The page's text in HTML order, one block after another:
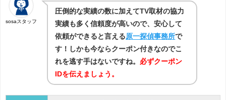
sosaスタッフ
圧倒的な実績の数に加えてTV取材の協力
実績も多く信頼度が高いので、安心して
依頼ができると言える原一探偵事務所で
す！しかも今ならクーポン付きなのでこ
れを逃す手はないですね。 必ずクーポン
IDを伝えましょう。